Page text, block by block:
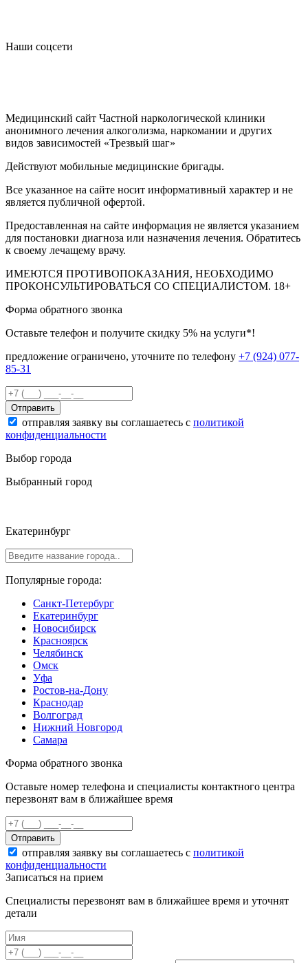
Наши соцсети
Медицинский сайт Частной наркологической клиники
анонимного лечения алкоголизма, наркомании и других
видов зависимостей «Трезвый шаг»
Действуют мобильные медицинские бригады.
Все указанное на сайте носит информативный характер и не
является публичной офертой.
Предоставленная на сайте информация не является указанием
для постановки диагноза или назначения лечения. Обратитесь
к своему лечащему врачу.
ИМЕЮТСЯ ПРОТИВОПОКАЗАНИЯ, НЕОБХОДИМО
ПРОКОНСУЛЬТИРОВАТЬСЯ СО СПЕЦИАЛИСТОМ. 18+
Форма обратного звонка
Оставьте телефон и получите скидку 5% на услуги*!
предложение ограничено, уточните по телефону +7 (924) 077-
85-31
Отправить
отправляя заявку вы соглашаетесь с политикой
конфиденциальности
Выбор города
Выбранный город
Екатеринбург
Популярные города:
Санкт-Петербург
Екатеринбург
Новосибирск
Красноярск
Челябинск
Омск
Уфа
Ростов-на-Дону
Краснодар
Волгоград
Нижний Новгород
Самара
Форма обратного звонка
Оставьте номер телефона и специалисты контактного центра
перезвонят вам в ближайшее время
Отправить
отправляя заявку вы соглашаетесь с политикой
конфиденциальности
Записаться на прием
Специалисты перезвонят вам в ближайшее время и уточнят
детали